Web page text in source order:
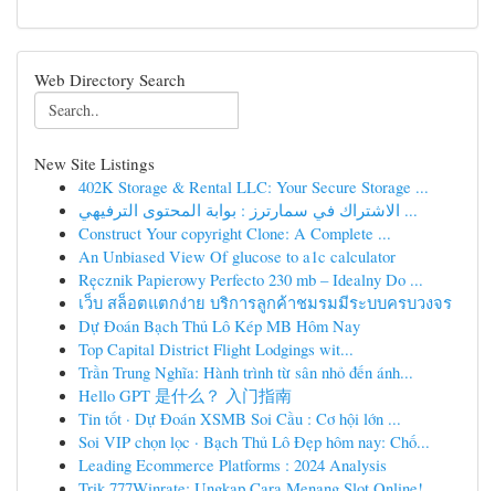
Web Directory Search
New Site Listings
402K Storage & Rental LLC: Your Secure Storage ...
الاشتراك في سمارترز : بوابة المحتوى الترفيهي ...
Construct Your copyright Clone: A Complete ...
An Unbiased View Of glucose to a1c calculator
Ręcznik Papierowy Perfecto 230 mb – Idealny Do ...
เว็บ สล็อตแตกง่าย บริการลูกค้าชมรมมีระบบครบวงจร
Dự Đoán Bạch Thủ Lô Kép MB Hôm Nay
Top Capital District Flight Lodgings wit...
Trần Trung Nghĩa: Hành trình từ sân nhỏ đến ánh...
Hello GPT 是什么？ 入门指南
Tin tốt · Dự Đoán XSMB Soi Cầu : Cơ hội lớn ...
Soi VIP chọn lọc · Bạch Thủ Lô Đẹp hôm nay: Chố...
Leading Ecommerce Platforms : 2024 Analysis